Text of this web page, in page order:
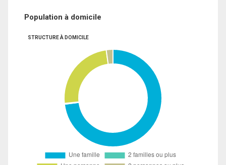
Population à domicile
STRUCTURE À DOMICILE